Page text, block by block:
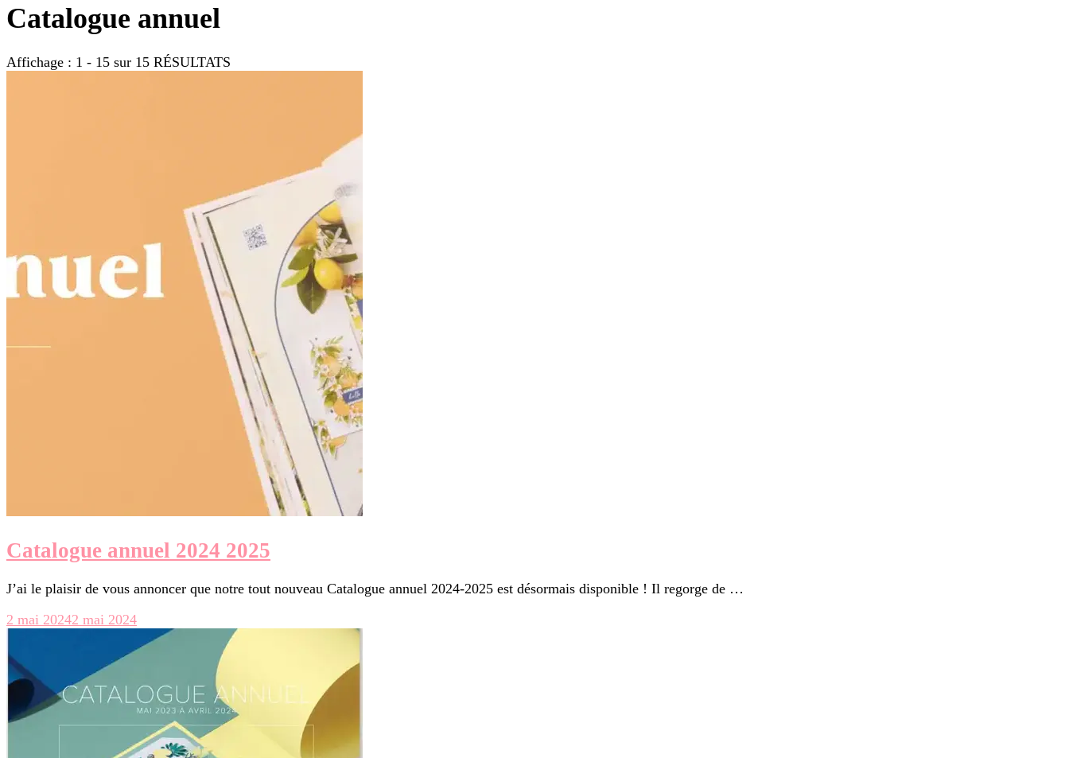
Catalogue annuel
Affichage : 1 - 15 sur 15 RÉSULTATS
Catalogue annuel 2024 2025
J’ai le plaisir de vous annoncer que notre tout nouveau Catalogue annuel 2024-2025 est désormais disponible ! Il regorge de …
2 mai 20242 mai 2024